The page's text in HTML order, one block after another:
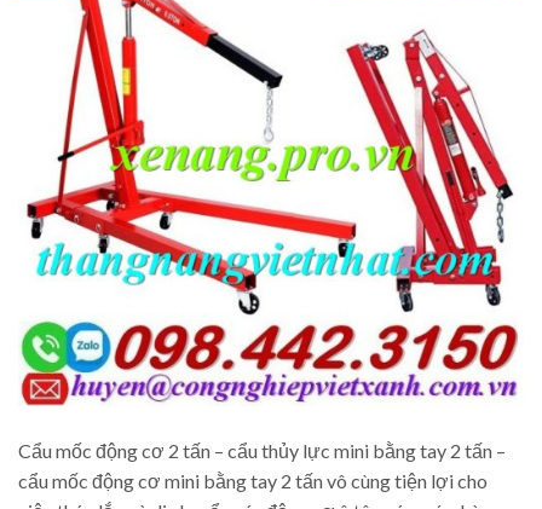
Cẩu mốc động cơ 2 tấn – cẩu thủy lực mini bằng tay 2 tấn –
cẩu mốc động cơ mini bằng tay 2 tấn vô cùng tiện lợi cho